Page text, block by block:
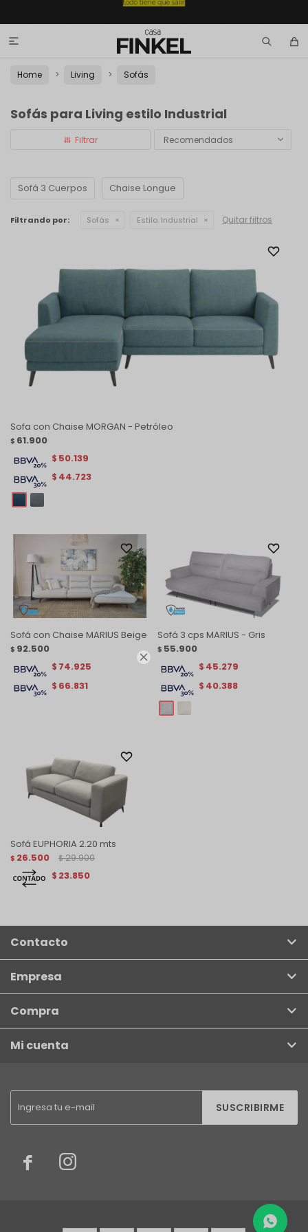


Home Living Sofás
Sofás para Living estilo Industrial
Recomendados
Sofá 3 Cuerpos Chaise Longue
Filtrando por: Sofás Estilo: Industrial Quitar filtros
Sofa con Chaise MORGAN - Petróleo
$ 61.900
$ 44.723
$ 50.139
Sofá con Chaise MARIUS Beige
$ 92.500
$ 66.831
$ 74.925
Sofá 3 cps MARIUS - Gris
$ 55.900
$ 40.388
$ 45.279
Sofá EUPHORIA 2.20 mts
$ 26.500 $ 29.900
$ 23.850
SUSCRIBIRME
 
Contacto
Empresa
Compra
Mi cuenta